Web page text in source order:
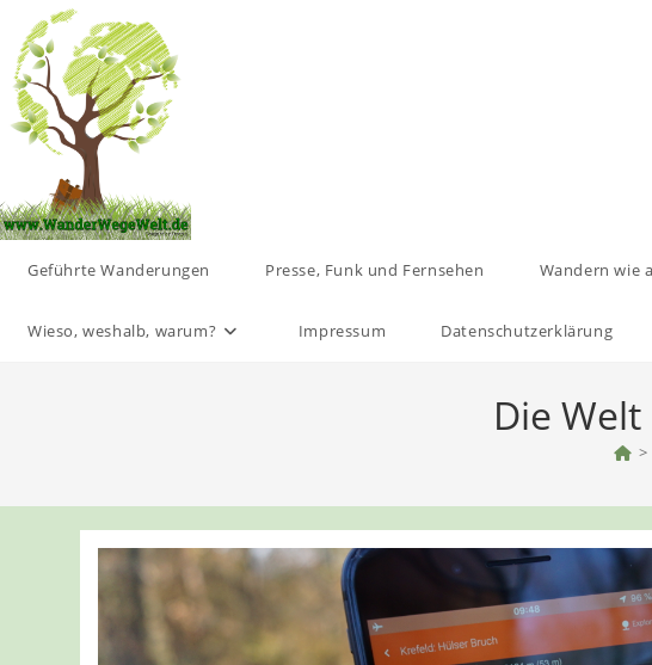
Inhalt
springen
Geführte Wanderungen Presse, Funk und Fernsehen Wandern wie
Wieso, weshalb, warum? Impressum Datenschutzerklärung
Die
>